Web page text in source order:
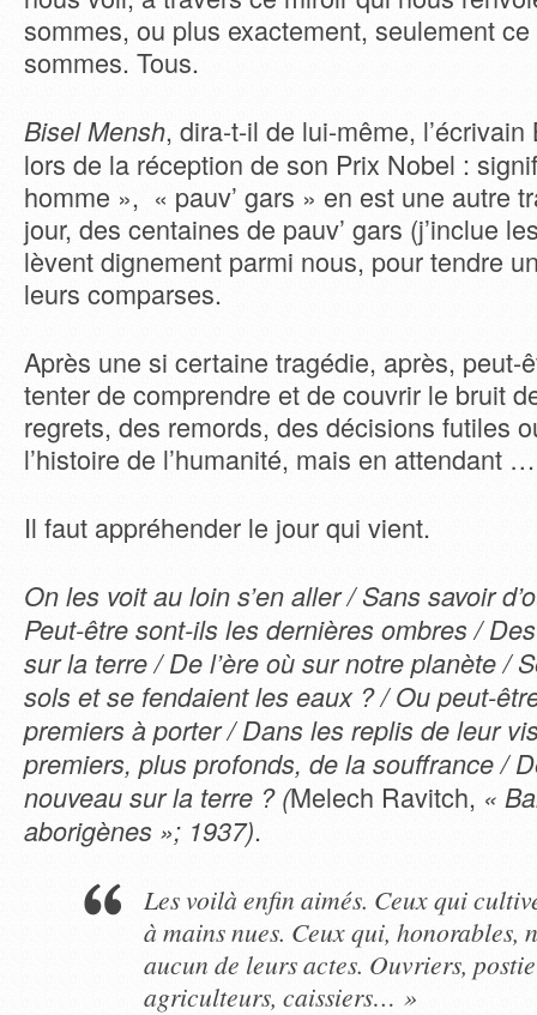
sommes, ou plus exactement, seulement
sommes. Tous.
Bisel Mensh, dira-t-il de lui-même,
lors de la réception de son Prix Nobel :
homme », « pauv’ gars » en est une autre
jour, des centaines de pauv’ gars (j’inclue
lèvent dignement parmi nous, pour tendre
leurs comparses.
Après une si certaine tragédie, après, peut-
tenter de comprendre et de couvrir le bruit
regrets, des remords, des décisions futiles
l’histoire de l’humanité, mais en attendant …
Il faut appréhender le jour qui vient.
On les voit au loin s’en aller / Sans savoir
Peut-être sont-ils les dernières ombres /
sur la terre / De l’ère où sur notre planète /
sols et se fendaient les eaux ? / Ou peut-
premiers à porter / Dans les replis de leur
premiers, plus profonds, de la souffrance /
nouveau sur la terre ? (Melech Ravitch, «
aborigènes »; 1937).
Les voilà enfin aimés. Ceux qui
à mains nues. Ceux qui, honorables,
aucun de leurs actes. Ouvriers,
agriculteurs, caissiers… »